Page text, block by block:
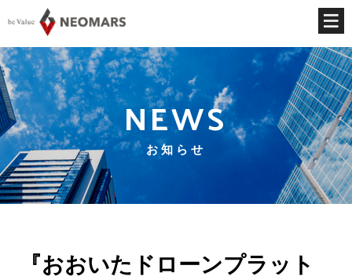
NEWS
お知らせ
『おおいたドローンプラット